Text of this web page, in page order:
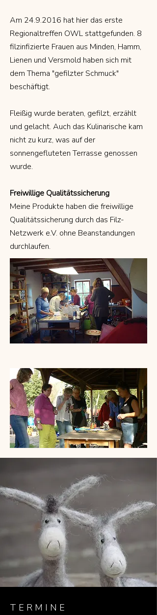
Am 24.9.2016 hat hier das erste
Regionaltreffen OWL stattgefunden. 8
filzinfizierte Frauen aus Minden, Hamm,
Lienen und Versmold haben sich mit
dem Thema "gefilzter Schmuck"
beschäftigt.
Fleißig wurde beraten, gefilzt, erzählt
und gelacht. Auch das Kulinarische kam
nicht zu kurz, was auf der
sonnengefluteten Terrasse genossen
wurde.
Freiwillige Qualitätssicherung
Meine Produkte haben die freiwillige
Qualitätssicherung durch das Filz-
Netzwerk e.V. ohne Beanstandungen
durchlaufen.
T E R M I N E